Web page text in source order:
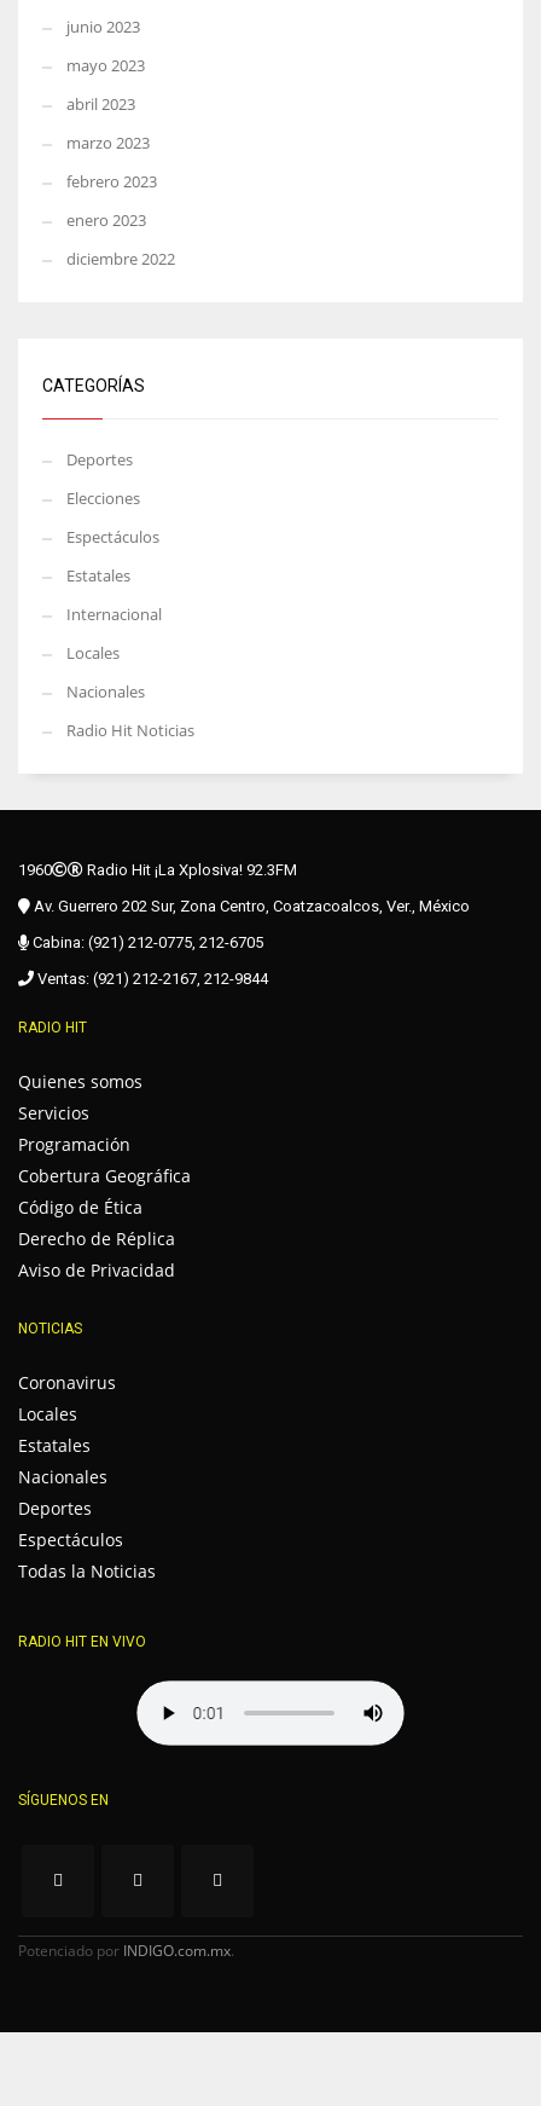
junio 2023
mayo 2023
abril 2023
marzo 2023
febrero 2023
enero 2023
diciembre 2022
CATEGORÍAS
Deportes
Elecciones
Espectáculos
Estatales
Internacional
Locales
Nacionales
Radio Hit Noticias
1960
Radio Hit ¡La Xplosiva! 92.3FM
Av. Guerrero 202 Sur, Zona Centro, Coatzacoalcos, Ver., México
Cabina: (921) 212-0775, 212-6705
Ventas: (921) 212-2167, 212-9844
RADIO HIT
Quienes somos
Servicios
Programación
Cobertura Geográfica
Código de Ética
Derecho de Réplica
Aviso de Privacidad
NOTICIAS
Coronavirus
Locales
Estatales
Nacionales
Deportes
Espectáculos
Todas la Noticias
RADIO HIT EN VIVO
SÍGUENOS EN
Potenciado por INDIGO.com.mx.